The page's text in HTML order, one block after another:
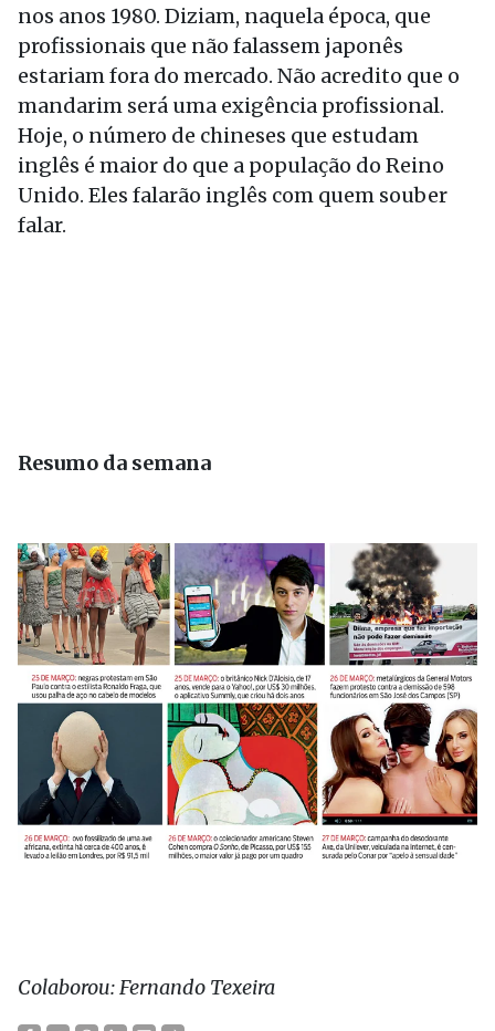
nos anos 1980. Diziam, naquela época, que
profissionais que não falassem japonês
estariam fora do mercado. Não acredito que o
mandarim será uma exigência profissional.
Hoje, o número de chineses que estudam
inglês é maior do que a população do Reino
Unido. Eles falarão inglês com quem souber
falar.
Resumo da semana
Colaborou: Fernando Texeira